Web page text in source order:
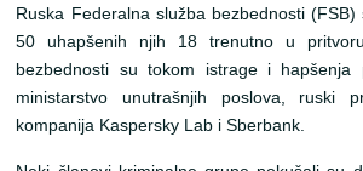
Ruska Federalna služba bezbednosti
50 uhapšenih njih 18 trenutno u
bezbednosti su tokom istrage i hapšenja
ministarstvo unutrašnjih poslova, ruski
kompanija Kaspersky Lab i Sberbank.